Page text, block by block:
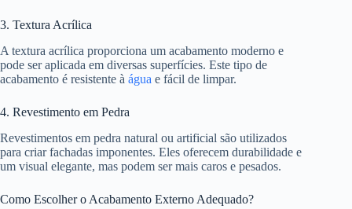
3. Textura Acrílica
A textura acrílica proporciona um acabamento moderno e
pode ser aplicada em diversas superfícies. Este tipo de
acabamento é resistente à água e fácil de limpar.
4. Revestimento em Pedra
Revestimentos em pedra natural ou artificial são utilizados
para criar fachadas imponentes. Eles oferecem durabilidade e
um visual elegante, mas podem ser mais caros e pesados.
Como Escolher o Acabamento Externo Adequado?